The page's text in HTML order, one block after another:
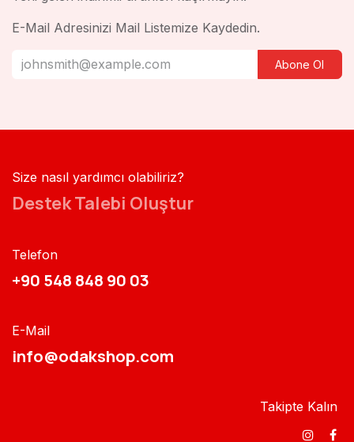
E-Mail Adresinizi Mail Listemize Kaydedin.
Abone Ol
Size nasıl yardımcı olabiliriz?
Destek Talebi Oluştur
Telefon
+90 548 848 90 03​​
E-Mail
info@odakshop.com​
Takipte Kalın